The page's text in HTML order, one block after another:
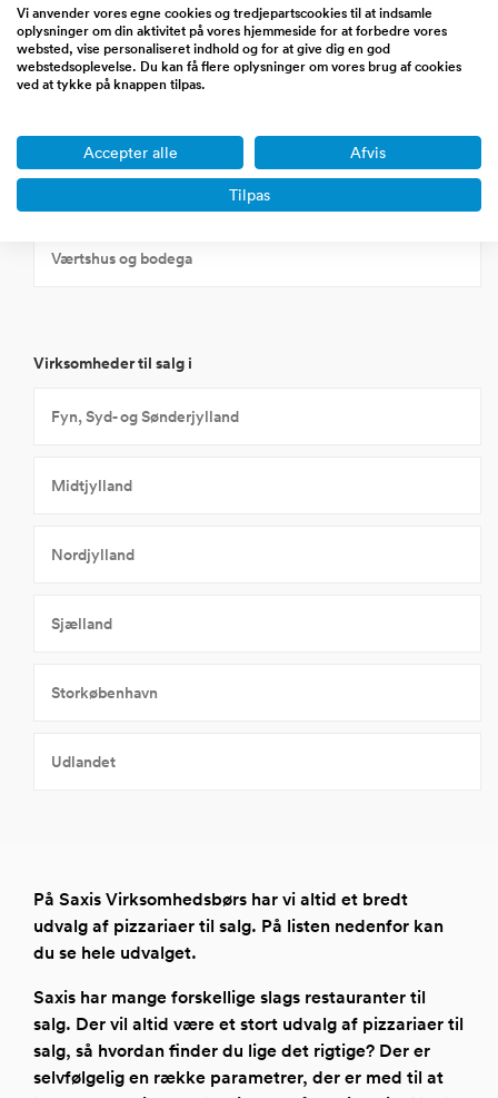
Udlejning/ejendomsformidling
Værtshus og bodega
Virksomheder til salg i
Fyn, Syd- og Sønderjylland
Midtjylland
Nordjylland
Sjælland
Storkøbenhavn
Udlandet
På Saxis Virksomhedsbørs har vi altid et bredt
udvalg af pizzariaer til salg. På listen nedenfor kan
du se hele udvalget.
Saxis har mange forskellige slags restauranter til
salg. Der vil altid være et stort udvalg af pizzariaer til
salg, så hvordan finder du lige det rigtige? Der er
selvfølgelig en række parametrer, der er med til at
Vi anvender vores egne cookies og tredjepartscookies til at indsamle
oplysninger om din aktivitet på vores hjemmeside for at forbedre vores
websted, vise personaliseret indhold og for at give dig en god
webstedsoplevelse. Du kan få flere oplysninger om vores brug af cookies
ved at tykke på knappen tilpas.
Accepter alle Afvis
Tilpas